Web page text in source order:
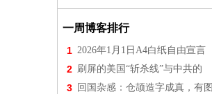
一周博客排行
1 2026年1月1日A4白纸自由宣言
2 刷屏的美国“斩杀线”与中共的
3 回国杂感：仓颉造字成真，有图